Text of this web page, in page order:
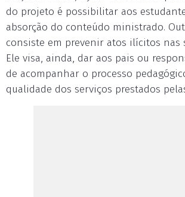
do projeto é possibilitar aos
absorção do conteúdo ministrado.
consiste em prevenir atos ilícitos nas
Ele visa, ainda, dar aos pais ou
de acompanhar o processo
qualidade dos serviços prestados